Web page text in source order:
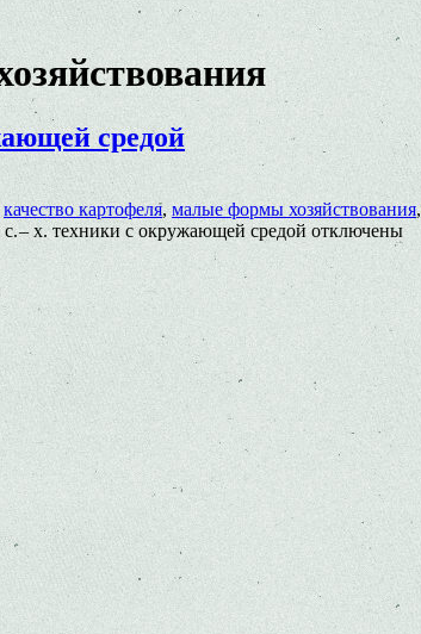
средой
качество картофеля,малые формы хозяйствования,
– х. техники с окружающей средойотключены